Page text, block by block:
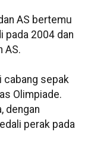
AS bertemu
pada 2004 dan
AS.
cabang sepak
Olimpiade.
dengan
perak pada